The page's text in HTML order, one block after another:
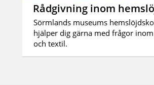
Rådgivning inom
Sörmlands museums
hjälper dig gärna med frågor
och textil.